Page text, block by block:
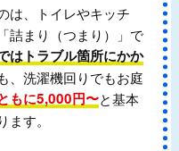
は、トイレやキッチ
詰まり（つまり）」で
はトラブル箇所にかか
、洗濯機回りでもお庭
もに5,000円〜と基本
す。